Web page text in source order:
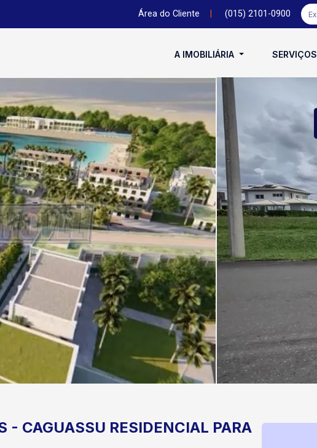
Área do Cliente (015) 2101-0900
A IMOBILIÁRIA SERVIÇOS
- CAGUASSU RESIDENCIAL PARA